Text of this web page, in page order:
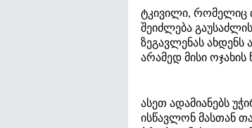
ტკივილი, რომელიც
შეიძლება
ზეგავლენას
არამედ მისი
ასეთ ადამიანებს
ისწავლონ მასთან